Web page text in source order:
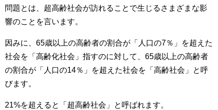
問題とは、超高齢社会が訪れることで生じるさまざまな影
響のことを言います。
因みに、 65歳以上の高齢者の割合が「人口の7％」を超えた
社会を「高齢化社会」指すのに対して、65歳以上の高齢者
の割合が「人口の14％」を超えた社会を「高齢社会」と呼
びます。
21%を超えると「超高齢社会」と呼ばれます。